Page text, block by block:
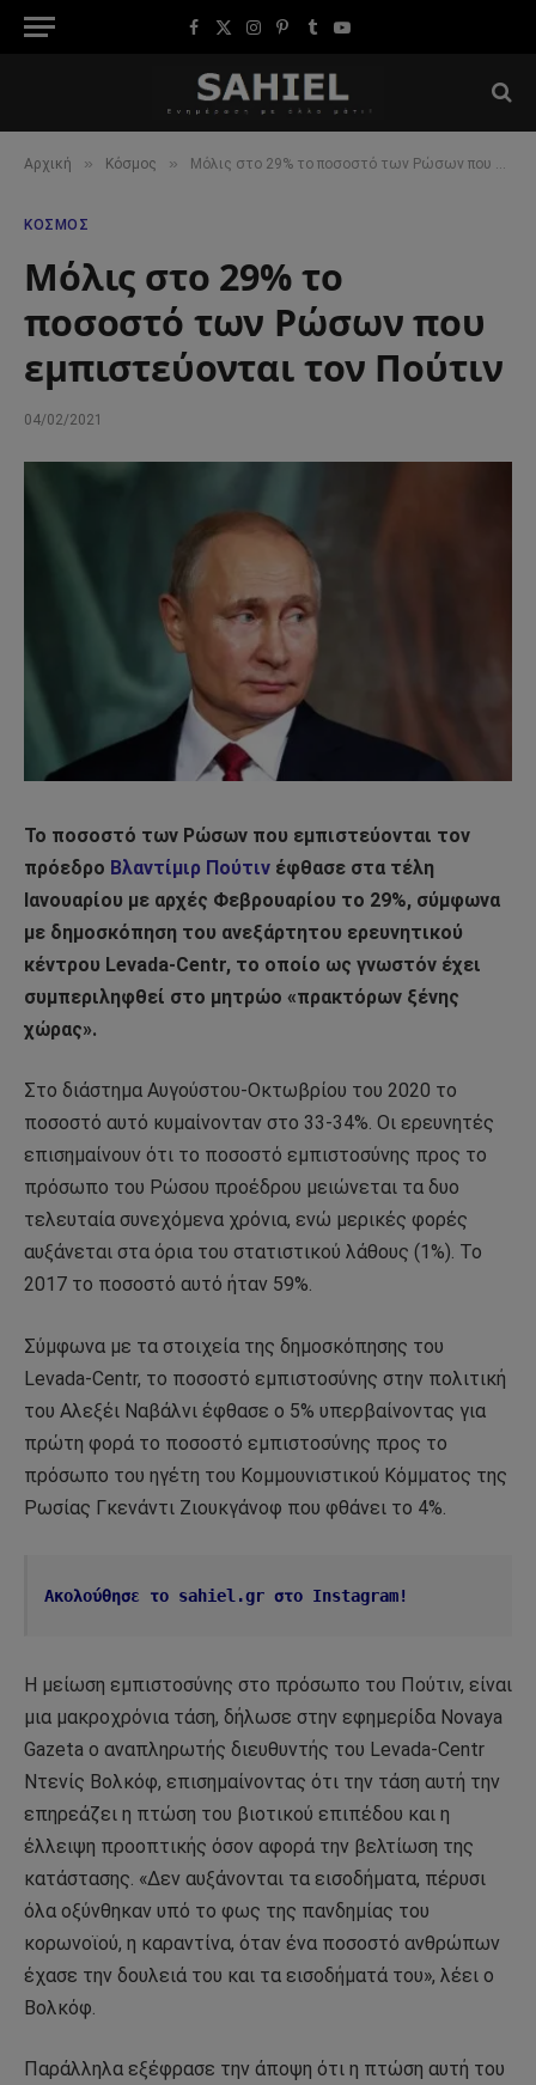
Facebook
X
Instagram
Pinterest
TumblrYouTube
Αρχική » Κόσμος » Μόλις στο 29% το ποσοστό των Ρώσων που εμπιστεύονται τον Πούτιν
ΚΌΣΜΟΣ
Μόλις στο 29% το
ποσοστό των Ρώσων που
εμπιστεύονται τον Πούτιν
04/02/2021
Το ποσοστό των Ρώσων που εμπιστεύονται τον
πρόεδρο Βλαντίμιρ Πούτιν έφθασε στα τέλη
Ιανουαρίου με αρχές Φεβρουαρίου το 29%, σύμφωνα
με δημοσκόπηση του ανεξάρτητου ερευνητικού
κέντρου Levada-Centr, το οποίο ως γνωστόν έχει
συμπεριληφθεί στο μητρώο «πρακτόρων ξένης
χώρας».
Στο διάστημα Αυγούστου-Οκτωβρίου του 2020 το
ποσοστό αυτό κυμαίνονταν στο 33-34%. Οι ερευνητές
επισημαίνουν ότι το ποσοστό εμπιστοσύνης προς το
πρόσωπο του Ρώσου προέδρου μειώνεται τα δυο
τελευταία συνεχόμενα χρόνια, ενώ μερικές φορές
αυξάνεται στα όρια του στατιστικού λάθους (1%). Το
2017 το ποσοστό αυτό ήταν 59%.
Σύμφωνα με τα στοιχεία της δημοσκόπησης του
Levada-Centr, το ποσοστό εμπιστοσύνης στην πολιτική
του Αλεξέι Ναβάλνι έφθασε ο 5% υπερβαίνοντας για
πρώτη φορά το ποσοστό εμπιστοσύνης προς το
πρόσωπο του ηγέτη του Κομμουνιστικού Κόμματος της
Ρωσίας Γκενάντι Ζιουκγάνοφ που φθάνει το 4%.
Ακολούθησε το sahiel.gr στο Instagram!
Η μείωση εμπιστοσύνης στο πρόσωπο του Πούτιν, είναι
μια μακροχρόνια τάση, δήλωσε στην εφημερίδα Novaya
Gazeta ο αναπληρωτής διευθυντής του Levada-Centr
Ντενίς Βολκόφ, επισημαίνοντας ότι την τάση αυτή την
επηρεάζει η πτώση του βιοτικού επιπέδου και η
έλλειψη προοπτικής όσον αφορά την βελτίωση της
κατάστασης. «Δεν αυξάνονται τα εισοδήματα, πέρυσι
όλα οξύνθηκαν υπό το φως της πανδημίας του
κορωνοϊού, η καραντίνα, όταν ένα ποσοστό ανθρώπων
έχασε την δουλειά του και τα εισοδήματά του», λέει ο
Βολκόφ.
Παράλληλα εξέφρασε την άποψη ότι η πτώση αυτή του